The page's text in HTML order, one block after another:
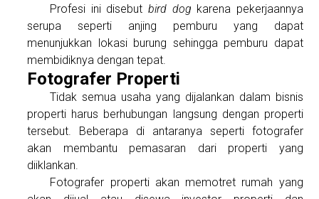
Profesi ini disebut bird dog karena pekerjaannya
serupa seperti anjing pemburu yang dapat
menunjukkan lokasi burung sehingga pemburu dapat
membidiknya dengan tepat.
Fotografer Properti
Tidak semua usaha yang dijalankan dalam bisnis
properti harus berhubungan langsung dengan properti
tersebut. Beberapa di antaranya seperti fotografer
akan membantu pemasaran dari properti yang
diiklankan.
Fotografer properti akan memotret rumah yang